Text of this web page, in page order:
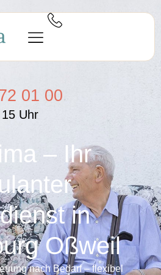
01 00
Uhr
– Ihr
in
Oßweil
nach Bedarf – flexibel